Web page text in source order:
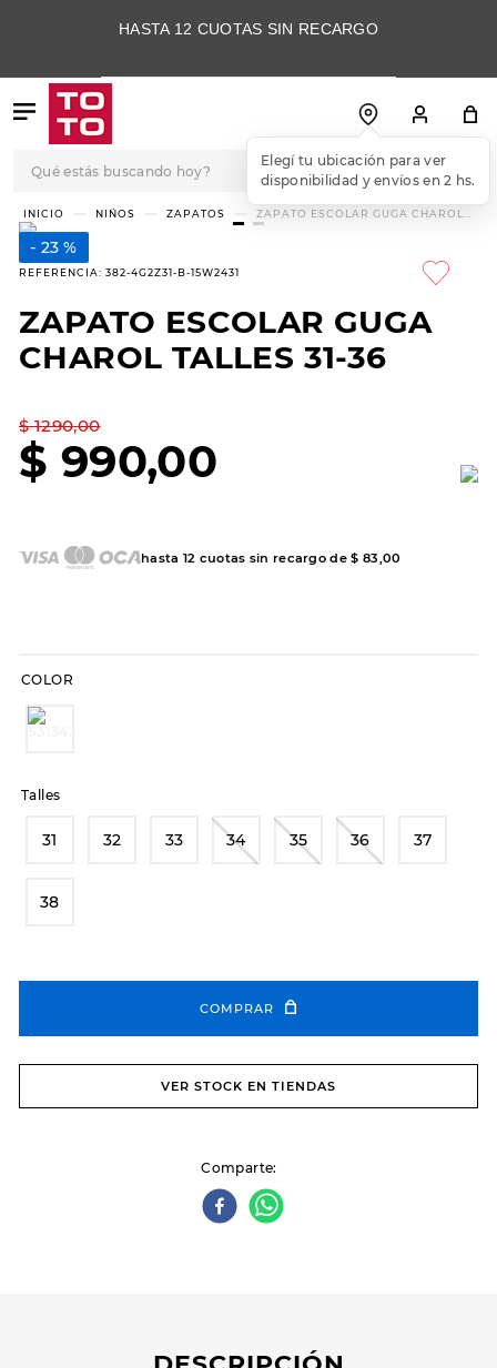
HASTA 12 CUOTAS SIN RECARGO
NIÑOS ZAPATOS
ZAPATO ESCOLAR GUGA CHAROL
TALLES 31-36
23 %
REFERENCIA: 382-4G2Z31-B-15W2431
ZAPATO ESCOLAR GUGA
CHAROL TALLES 31-36
$ 1290,00
$ 990,00
hasta 12 cuotas sin recargo de$ 83 00
COLOR
Talles
31 32 33 34 35 36 37
38
COMPRAR
VER STOCK EN TIENDAS
Comparte
TÉRMINOS MÁS
BUSCADOS
3.
skechers slip-ins